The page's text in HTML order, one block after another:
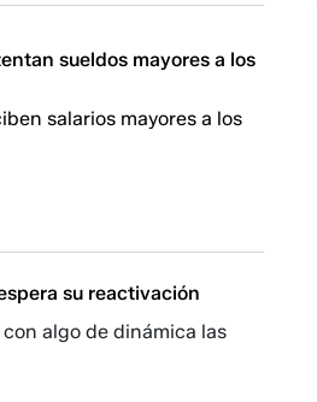
sueldos mayores a los
salarios mayores a los
su reactivación
algo de dinámica las